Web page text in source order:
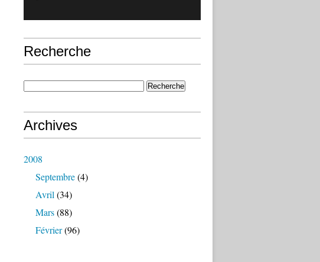
Recherche
Archives
2008
Septembre(4)
Avril (34)
Mars(88)
Février(96)